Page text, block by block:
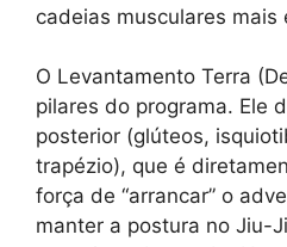
cadeias musculares
O Levantamento Terra
pilares do programa. Ele
posterior (glúteos,
trapézio), que é
força de “arrancar” o
manter a postura no Jiu-